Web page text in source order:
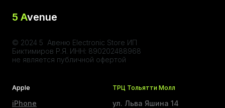
5 Avenue
© 2024 5 Авеню Electronic Store ИП
Биктимиров Р.Я. ИНН: 890202488968
не является публичной офертой
Apple
iPhone
ТРЦ Тольятти Молл
ул. Льва Яшина 14